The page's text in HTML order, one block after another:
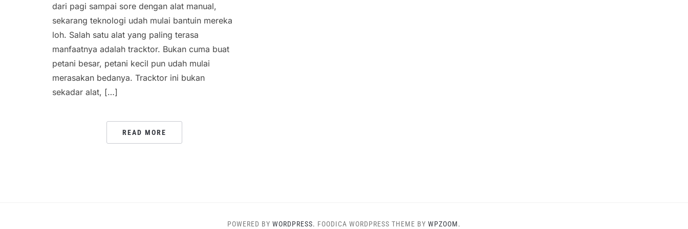
dari pagi sampai sore dengan alat manual,
sekarang teknologi udah mulai bantuin mereka
loh. Salah satu alat yang paling terasa
manfaatnya adalah tracktor. Bukan cuma buat
petani besar, petani kecil pun udah mulai
merasakan bedanya. Tracktor ini bukan
sekadar alat, […]
READ MORE
POWERED BY WORDPRESS. FOODICA WORDPRESS THEME BY WPZOOM.